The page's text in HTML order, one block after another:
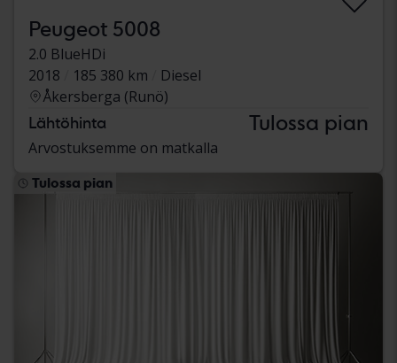
Peugeot 5008
2.0 BlueHDi
2018
185 380 km
Diesel
Åkersberga (Runö)
Lähtöhinta Tulossa pian
Arvostuksemme on matkalla
Tulossa pian